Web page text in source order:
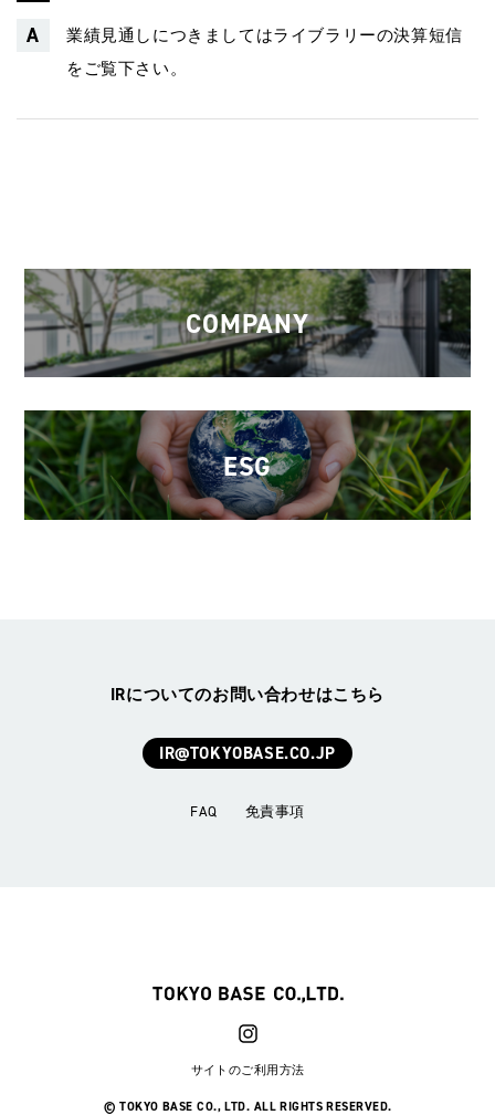
業績見通しにつきましてはライブラリーの決算短信
をご覧下さい。
COMPANY
ESG
IRについてのお問い合わせはこちら
IR@TOKYOBASE.CO.JP
FAQ 免責事項
サイトのご利用方法
© TOKYO BASE CO., LTD. ALL RIGHTS RESERVED.